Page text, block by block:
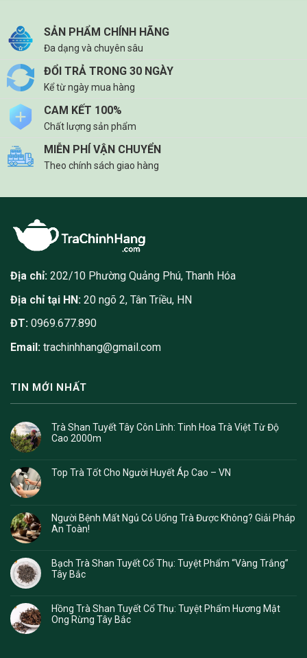
nhiều
biến
thể.
tùy
chọn
có
được
chọn
SẢN PHẨM CHÍNH HÃNG
Đa dạng và chuyên sâu
ĐỔI TRẢ TRONG 30 NGÀY
Kể từ ngày mua hàng
CAM KẾT 100%
Chất lượng sản phẩm
MIỄN PHÍ VẬN CHUYỂN
Theo chính sách giao hàng
Địa chỉ: 202/10 Phường Quảng Phú, Thanh Hóa
Địa chỉ tại HN: 20 ngõ 2, Tân Triều, HN
ĐT: 0969.677.890
Email: trachinhhang@gmail.com
TIN MỚI NHẤT
Trà Shan Tuyết Tây Côn Lĩnh: Tinh Hoa Trà Việt Từ Độ
Cao 2000m
Top Trà Tốt Cho Người Huyết Áp Cao – VN
Người Bệnh Mất Ngủ Có Uống Trà Được Không? Giải Pháp
An Toàn!
Bạch Trà Shan Tuyết Cổ Thụ: Tuyệt Phẩm “Vàng Trắng”
Tây Bắc
Hồng Trà Shan Tuyết Cổ Thụ: Tuyệt Phẩm Hương Mật
Ong Rừng Tây Bắc